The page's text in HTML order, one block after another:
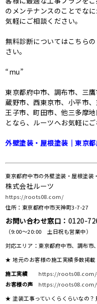
のメンテナンスのことでな
気軽にご相談ください。
無料診断についてはこちらの
さい。
“mu”
東京都府中市、調布市、三
蔵野市、西東京市、小平市
王子市、町田市、他三多摩
となら、ルーツへお気軽にご
外壁塗装・屋根塗装｜東京
東京都府中市の外壁塗装・屋根塗装
株式会社ルーツ
https://roots08.com/
住所：東京都府中市天神町3-7-27
お問い合わせ窓口： 0120-
（9:00～20:00 土日祝も営業中）
対応エリア：東京都府中市、調布市
★ 地元のお客様の施工実績多数掲載
施工実績
https://roots08.com/
お客様の声
https://
★ 塗装工事っていくらくらいなの？